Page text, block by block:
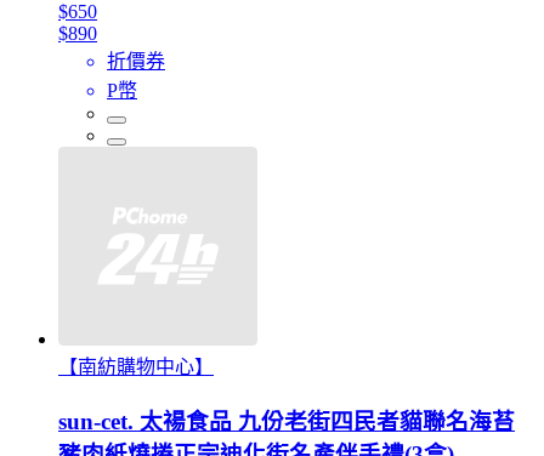
$650
$890
折價券
P幣
【南紡購物中心】
sun-cet. 太禓食品 九份老街四民者貓聯名海苔